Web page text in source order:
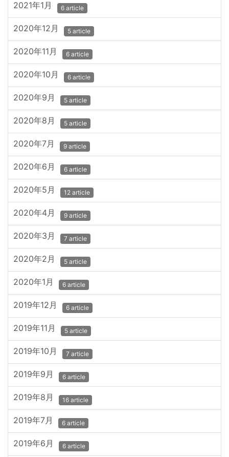
2021年1月 6 article
2020年12月 5 article
2020年11月 6 article
2020年10月 6 article
2020年9月 5 article
2020年8月 5 article
2020年7月 9 article
2020年6月 6 article
2020年5月 12 article
2020年4月 9 article
2020年3月 7 article
2020年2月 5 article
2020年1月 6 article
2019年12月 6 article
2019年11月 5 article
2019年10月 7 article
2019年9月 6 article
2019年8月 16 article
2019年7月 6 article
2019年6月 6 article